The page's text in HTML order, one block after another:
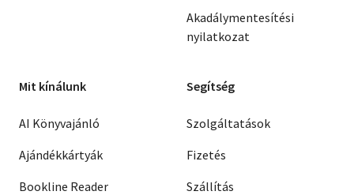
Akadálymentesítési
nyilatkozat
Mit kínálunk
AI Könyvajánló
Ajándékkártyák
Bookline Reader
Segítség
Szolgáltatások
Fizetés
Szállítás